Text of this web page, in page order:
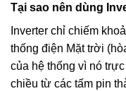
Tại sao nên dùng
Inverter chỉ chiếm
thống điện Mặt trời
của hệ thống vì nó
chiều từ các tấm pin